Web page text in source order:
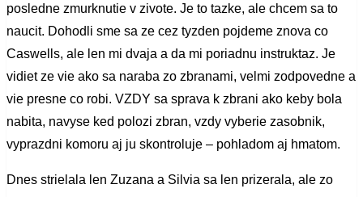
posledne zmurknutie v zivote. Je to tazke, ale chcem sa to
naucit. Dohodli sme sa ze cez tyzden pojdeme znova co
Caswells, ale len mi dvaja a da mi poriadnu instruktaz. Je
vidiet ze vie ako sa naraba zo zbranami, velmi zodpovedne a
vie presne co robi. VZDY sa sprava k zbrani ako keby bola
nabita, navyse ked polozi zbran, vzdy vyberie zasobnik,
vyprazdni komoru aj ju skontroluje – pohladom aj hmatom.
Dnes strielala len Zuzana a Silvia sa len prizerala, ale zo